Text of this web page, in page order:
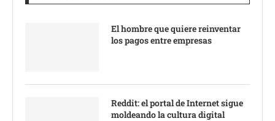
El hombre que quiere reinventar
los pagos entre empresas
Reddit: el portal de Internet sigue
moldeando la cultura digital